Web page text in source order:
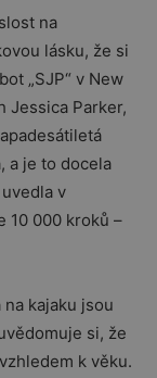
na
lásku, že si
„SJP“ v New
Jessica Parker,
a je to docela
uvedla v
10 000 kroků –
kajaku jsou
si, že
k věku.